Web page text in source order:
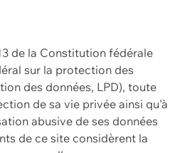
de la Constitution fédérale
sur la protection des
des données, LPD), toute
de sa vie privée ainsi qu'à
abusive de ses données
de ce site considèrent la